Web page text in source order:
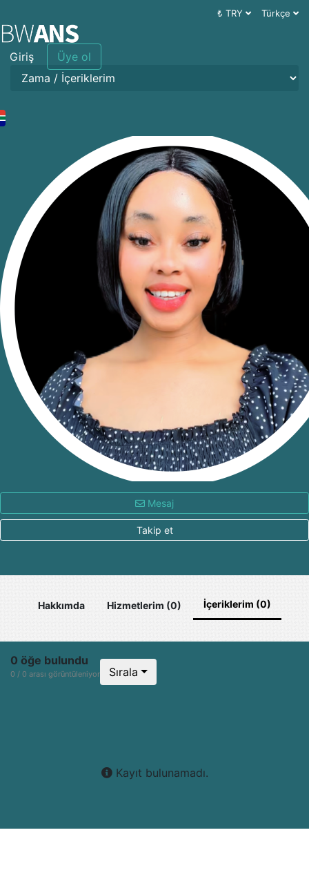
₺ TRY Türkçe
Giriş Üye ol
Mesaj
Takip et
Hakkımda Hizmetlerim (0) İçeriklerim (0)
0 öğe bulundu
0 / 0 arası görüntüleniyor Sırala
Kayıt bulunamadı.